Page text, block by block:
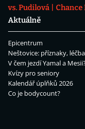
vs. Pudilová
Chance
Aktuálně
Epicentrum
Neštovice: příznaky, léčba
V čem jezdí Yamal a
Kvízy pro seniory
Kalendář úplňků 2026
Co je bodycount?